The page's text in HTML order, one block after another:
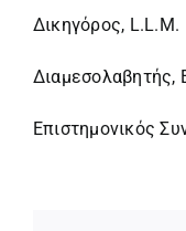
Δικηγόρος, L.L.M.
Διαμεσολαβητής,
Επιστημονικός